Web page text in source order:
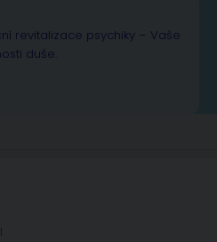
revitalizace psychiky – Vaše
duše.